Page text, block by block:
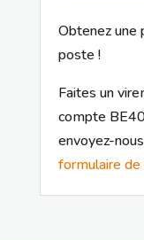
Obtenez une
poste !
Faites un
compte
envoyez-
formulaire